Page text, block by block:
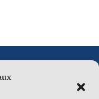
tous droits